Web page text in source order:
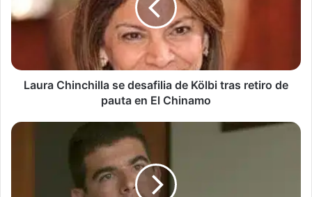
de
Kölbi
de
pauta
Chinamo
Laura Chinchilla se desafilia de Kölbi tras retiro de
pauta en El Chinamo
Álvaro
precandidatura